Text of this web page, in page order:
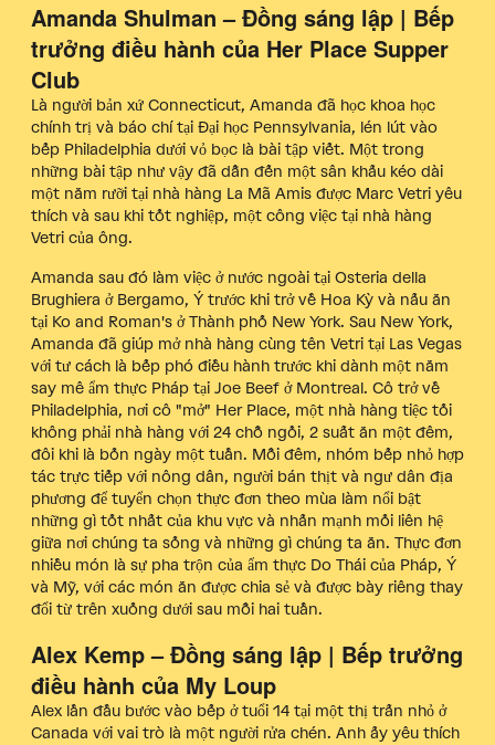
Amanda Shulman – Đồng sáng lập | Bếp
trưởng điều hành của Her Place Supper
Club
Là người bản xứ Connecticut, Amanda đã học khoa học
chính trị và báo chí tại Đại học Pennsylvania, lén lút vào
bếp Philadelphia dưới vỏ bọc là bài tập viết. Một trong
những bài tập như vậy đã dẫn đến một sân khấu kéo dài
một năm rưỡi tại nhà hàng La Mã Amis được Marc Vetri yêu
thích và sau khi tốt nghiệp, một công việc tại nhà hàng
Vetri của ông.
Amanda sau đó làm việc ở nước ngoài tại Osteria della
Brughiera ở Bergamo, Ý trước khi trở về Hoa Kỳ và nấu ăn
tại Ko and Roman's ở Thành phố New York. Sau New York,
Amanda đã giúp mở nhà hàng cùng tên Vetri tại Las Vegas
với tư cách là bếp phó điều hành trước khi dành một năm
say mê ẩm thực Pháp tại Joe Beef ở Montreal. Cô trở về
Philadelphia, nơi cô "mở" Her Place, một nhà hàng tiệc tối
không phải nhà hàng với 24 chỗ ngồi, 2 suất ăn một đêm,
đôi khi là bốn ngày một tuần. Mỗi đêm, nhóm bếp nhỏ hợp
tác trực tiếp với nông dân, người bán thịt và ngư dân địa
phương để tuyển chọn thực đơn theo mùa làm nổi bật
những gì tốt nhất của khu vực và nhấn mạnh mối liên hệ
giữa nơi chúng ta sống và những gì chúng ta ăn. Thực đơn
nhiều món là sự pha trộn của ẩm thực Do Thái của Pháp, Ý
và Mỹ, với các món ăn được chia sẻ và được bày riêng thay
đổi từ trên xuống dưới sau mỗi hai tuần.
Alex Kemp – Đồng sáng lập | Bếp trưởng
điều hành của My Loup
Alex lần đầu bước vào bếp ở tuổi 14 tại một thị trấn nhỏ ở
Canada với vai trò là một người rửa chén. Anh ấy yêu thích